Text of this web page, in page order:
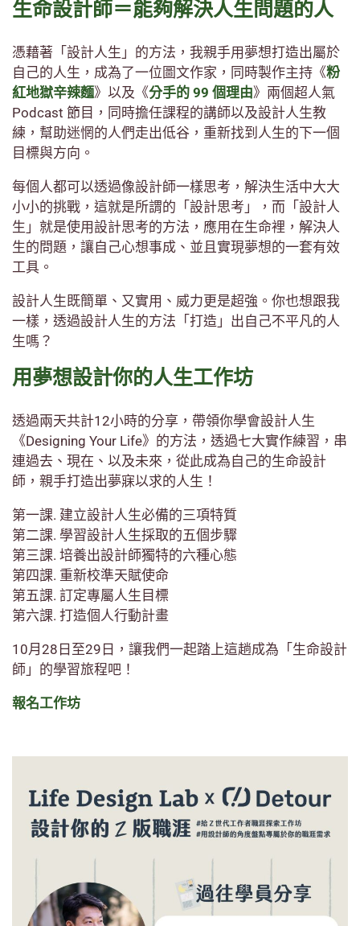
生命設計師＝能夠解決人生問題的人
憑藉著「設計人生」的方法，我親手用夢想打造出屬於
自己的人生，成為了一位圖文作家，同時製作主持《粉
紅地獄辛辣麵》以及《分手的 99 個理由》兩個超人氣
Podcast 節目，同時擔任課程的講師以及設計人生教
練，幫助迷惘的人們走出低谷，重新找到人生的下一個
目標與方向。
每個人都可以透過像設計師一樣思考，解決生活中大大
小小的挑戰，這就是所謂的「設計思考」，而「設計人
生」就是使用設計思考的方法，應用在生命裡，解決人
生的問題，讓自己心想事成、並且實現夢想的一套有效
工具。
設計人生既簡單、又實用、威力更是超強。你也想跟我
一樣，透過設計人生的方法「打造」出自己不平凡的人
生嗎？
用夢想設計你的人生工作坊
透過兩天共計12小時的分享，帶領你學會設計人生
《Designing Your Life》的方法，透過七大實作練習，串
連過去、現在、以及未來，從此成為自己的生命設計
師，親手打造出夢寐以求的人生！
第一課. 建立設計人生必備的三項特質
第二課. 學習設計人生採取的五個步驟
第三課. 培養出設計師獨特的六種心態
第四課. 重新校準天賦使命
第五課. 訂定專屬人生目標
第六課. 打造個人行動計畫
10月28日至29日，讓我們一起踏上這趟成為「生命設計
師」的學習旅程吧！
報名工作坊